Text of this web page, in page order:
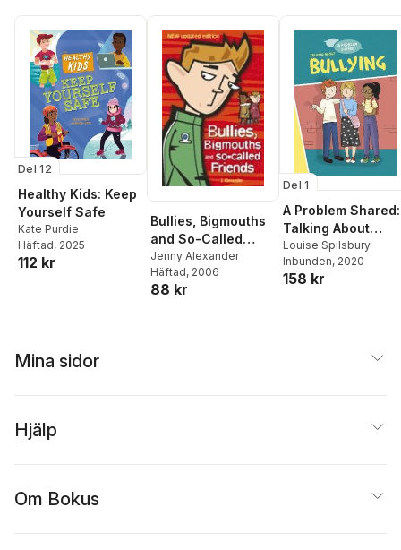
Del 12
Healthy Kids: Keep
Yourself Safe
Kate Purdie
Häftad, 2025
112 kr
Bullies, Bigmouths
and So-Called
Friends
Jenny Alexander
Häftad, 2006
88 kr
Del 1
A Problem Shared:
Talking About
Bullying
Louise Spilsbury
Inbunden, 2020
158 kr
Mina sidor
Hjälp
Om Bokus